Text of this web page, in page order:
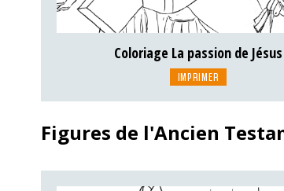
Coloriage La passion de Jésus
IMPRIMER
Figures de l'Ancien